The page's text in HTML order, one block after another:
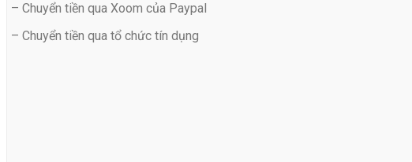
– Chuyển tiền qua Xoom của Paypal
– Chuyển tiền qua tổ chức tín dụng